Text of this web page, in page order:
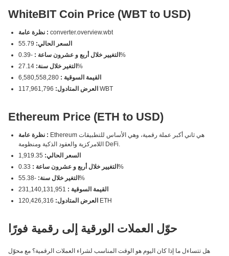
WhiteBIT Coin Price (WBT to USD)
نظرة عامة : converter.overview.wbt
السعر الحالي:
التغيير خلال أربع و عشرون ساعة : -0.39%
التغير خلال سنة: 27.14%
القيمة السوقية :
العرض المتادول: 117,961,796 WBT
Ethereum Price (ETH to USD)
نظرة عامة : Ethereum هي ثاني أكبر عملة رقمية، وهي الأساس للتطبيقات
اللامركزية والعقود الذكية ومنظومة DeFi.
السعر الحالي:
التغيير خلال أربع و عشرون ساعة : 0.33%
التغير خلال سنة: -55.38%
القيمة السوقية :
العرض المتادول:
120,426,316 ETH
حوّل العملات الورقية إلى رقمية فورًا
هل تتساءل ما إذا كان اليوم هو الوقت المناسب لشراء العملات الرقمية؟ مع محوّل